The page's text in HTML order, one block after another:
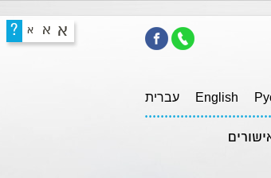
? א א א
English עברית